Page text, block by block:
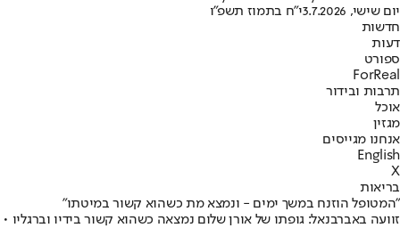
יום שישי, 3.7.2026
י"ח בתמוז תשפ"ו
חדשות
דעות
ספורט
ForReal
תרבות ובידור
אוכל
מגזין
אנחנו מגייסים
English
X
בריאות
"המטופל הוזנח במשך ימים - ונמצא מת כשהוא קשור במיטתו"
זוועה באברבנאל: גופתו של אורן שלום נמצאה כשהוא קשור בידיו וברגליו •